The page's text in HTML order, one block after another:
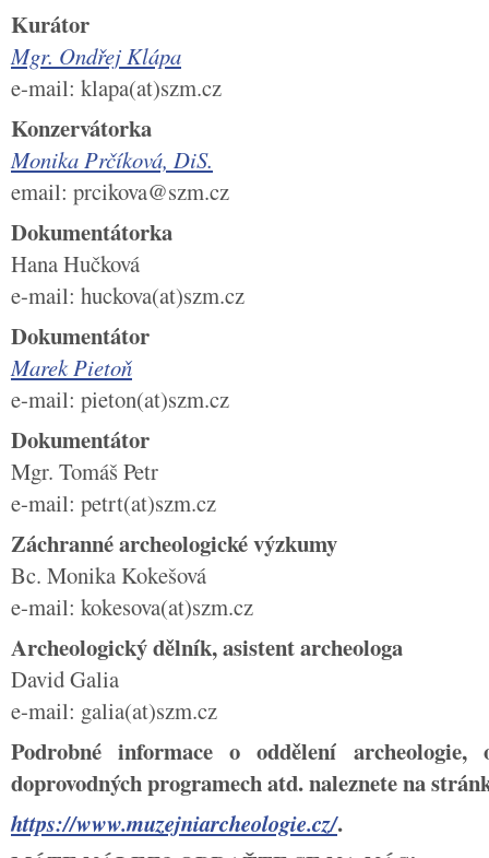
Kurátor
Mgr. Ondřej Klápa
e-mail: klapa(at)szm.cz
Konzervátorka
Monika Prčíková, DiS.
email: prcikova@szm.cz
Dokumentátorka
Hana Hučková
e-mail: huckova(at)szm.cz
Dokumentátor
Marek Pietoň
e-mail: pieton(at)szm.cz
Dokumentátor
Mgr. Tomáš Petr
e-mail: petrt(at)szm.cz
Záchranné archeologické výzkumy
Bc. Monika Kokešová
e-mail: kokesova(at)szm.cz
Archeologický dělník, asistent archeologa
David Galia
e-mail: galia(at)szm.cz
Podrobné informace o oddělení archeologie,
doprovodných programech atd. naleznete na
https://www.muzejniarcheologie.cz/.